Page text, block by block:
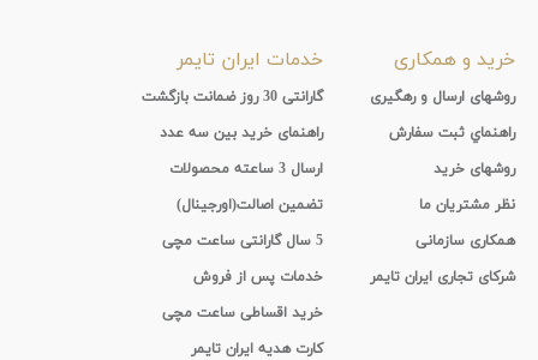
خرید و همکاری
روشهای ارسال و رهگیری
راهنماي ثبت سفارش
روشهای خرید
نظر مشتریان ما
همکاری سازمانی
شرکای تجاری ایران تایمر
خدمات ایران تایمر
گارانتی 30 روز ضمانت بازگشت
راهنمای خرید بین سه عدد
ارسال 3 ساعته محصولات
تضمین اصالت(اورجینال)
5 سال گارانتی ساعت مچی
خدمات پس از فروش
خرید اقساطی ساعت مچی
کارت هدیه ایران تایمر